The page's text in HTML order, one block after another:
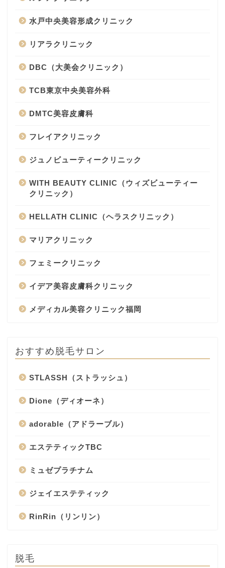
水戸中央美容形成クリニック
リアラクリニック
DBC（大美会クリニック）
TCB東京中央美容外科
DMTC美容皮膚科
フレイアクリニック
ジュノビューティークリニック
WITH BEAUTY CLINIC（ウィズビューティー
クリニック）
HELLATH CLINIC（ヘラスクリニック）
マリアクリニック
フェミークリニック
イデア美容皮膚科クリニック
メディカル美容クリニック福岡
おすすめ脱毛サロン
STLASSH（ストラッシュ）
Dione（ディオーネ）
adorable（アドラーブル）
エステティックTBC
ミュゼプラチナム
ジェイエステティック
RinRin（リンリン）
脱毛